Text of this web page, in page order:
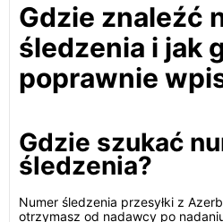
Gdzie znaleźć
śledzenia i jak
poprawnie
Gdzie szukać
śledzenia?
Numer śledzenia przesyłki z
otrzymasz od nadawcy po